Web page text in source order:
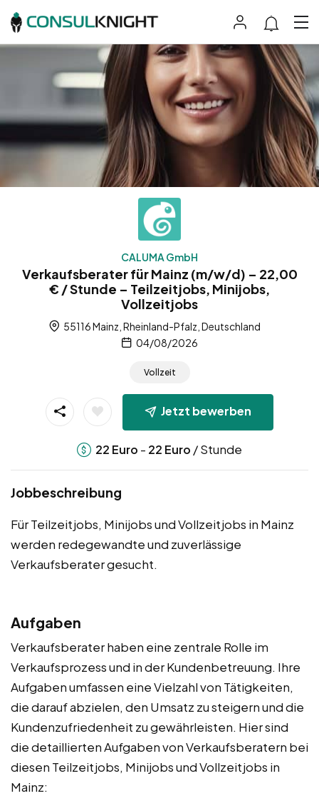
CALUMA GmbH
Verkaufsberater für Mainz (m/w/d) – 22,00
€ / Stunde – Teilzeitjobs, Minijobs,
Vollzeitjobs
55116 Mainz, Rheinland-Pfalz, Deutschland
04/08/2026
Vollzeit
Jetzt bewerben
22 Euro - 22 Euro / Stunde
Jobbeschreibung
Für Teilzeitjobs, Minijobs und Vollzeitjobs in Mainz
werden redegewandte und zuverlässige
Verkaufsberater gesucht.
Aufgaben
Verkaufsberater haben eine zentrale Rolle im
Verkaufsprozess und in der Kundenbetreuung. Ihre
Aufgaben umfassen eine Vielzahl von Tätigkeiten,
die darauf abzielen, den Umsatz zu steigern und die
Kundenzufriedenheit zu gewährleisten. Hier sind
die detaillierten Aufgaben von Verkaufsberatern bei
diesen Teilzeitjobs, Minijobs und Vollzeitjobs in
Mainz: